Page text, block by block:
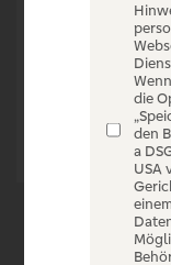
Zur
die
den
a
USA